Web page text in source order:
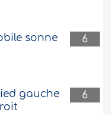
6
sonne
6
gauche